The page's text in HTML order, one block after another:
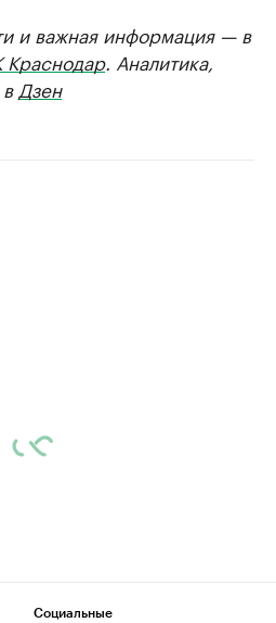
и важная информация — в
Краснодар. Аналитика,
Дзен
Социальные